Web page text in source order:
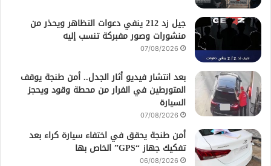
جيل زد 212 ينفي دعوات التظاهر ويحذر من
منشورات وصور مفبركة تنسب إليه
07/08/2026
بعد انتشار فيديو أثار الجدل.. أمن طنجة يوقف
المتورطين في الفرار من محطة وقود ويحجز
السيارة
07/08/2026
أمن طنجة يحقق في اختفاء سيارة كراء بعد
تفكيك جهاز “GPS” الخاص بها
06/08/2026